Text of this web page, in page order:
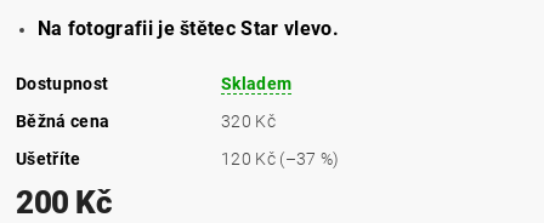
Na fotografii je štětec Star vlevo.
Dostupnost
Skladem
Běžná cena
320 Kč
Ušetříte
120 Kč (–37 %)
200 Kč